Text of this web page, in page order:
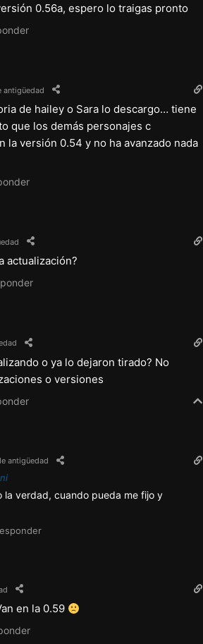
0.56a, espero lo traigas pronto
antigüedad
de hailey o Sara lo descargo… tiene
que los demás personajes c
la versión 0.54 y no ha avanzado nada
actualización?
o ya lo dejaron tirado? No
o versiones
antigüedad
la verdad, cuando pueda me fijo y
en la 0.59